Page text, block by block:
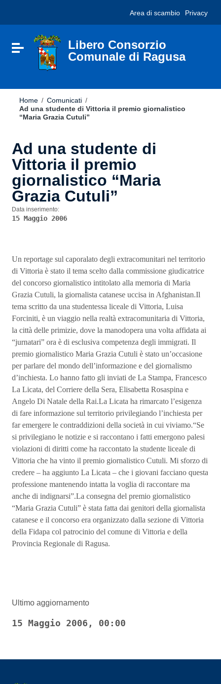
sito
include
Vai al footer
Area di scambio Privacy
Attiva / disattiva la navigazione
Libero Consorzio
Comunale di Ragusa
Home / Comunicati /
Ad una studente di Vittoria il premio giornalistico
“Maria Grazia Cutuli”
Ad una studente di
Vittoria il premio
giornalistico “Maria
Grazia Cutuli”
Data inserimento:
15 Maggio 2006
Un reportage sul caporalato degli extracomunitari nel territorio
di Vittoria è stato il tema scelto dalla commissione giudicatrice
del concorso giornalistico intitolato alla memoria di Maria
Grazia Cutuli, la giornalista catanese uccisa in Afghanistan.Il
tema scritto da una studentessa liceale di Vittoria, Luisa
Forciniti, è un viaggio nella realtà extracomunitaria di Vittoria,
la città delle primizie, dove la manodopera una volta affidata ai
“jurnatari” ora è di esclusiva competenza degli immigrati. Il
premio giornalistico Maria Grazia Cutuli è stato un’occasione
per parlare del mondo dell’informazione e del giornalismo
d’inchiesta. Lo hanno fatto gli inviati de La Stampa, Francesco
La Licata, del Corriere della Sera, Elisabetta Rosaspina e
Angelo Di Natale della Rai.La Licata ha rimarcato l’esigenza
di fare informazione sul territorio privilegiando l’inchiesta per
far emergere le contraddizioni della società in cui viviamo.“Se
si privilegiano le notizie e si raccontano i fatti emergono palesi
violazioni di diritti come ha raccontato la studente liceale di
Vittoria che ha vinto il premio giornalistico Cutuli. Mi sforzo di
credere – ha aggiunto La Licata – che i giovani facciano questa
professione mantenendo intatta la voglia di raccontare ma
anche di indignarsi”.La consegna del premio giornalistico
“Maria Grazia Cutuli” è stata fatta dai genitori della giornalista
catanese e il concorso era organizzato dalla sezione di Vittoria
della Fidapa col patrocinio del comune di Vittoria e della
Provincia Regionale di Ragusa.
Ultimo aggiornamento
15 Maggio 2006, 00:00